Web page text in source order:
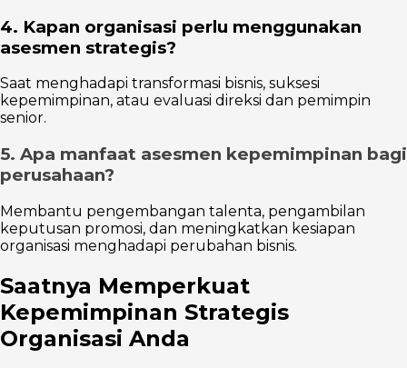
4. Kapan organisasi perlu menggunakan
asesmen strategis?
Saat menghadapi transformasi bisnis, suksesi
kepemimpinan, atau evaluasi direksi dan pemimpin
senior.
5. Apa manfaat asesmen kepemimpinan bagi
perusahaan?
Membantu pengembangan talenta, pengambilan
keputusan promosi, dan meningkatkan kesiapan
organisasi menghadapi perubahan bisnis.
Saatnya Memperkuat
Kepemimpinan Strategis
Organisasi Anda